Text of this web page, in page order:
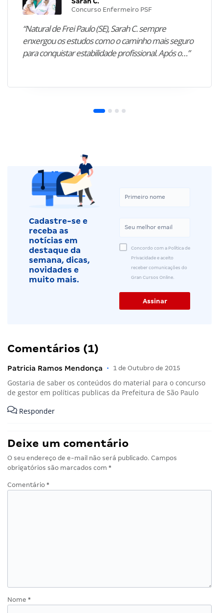
Concurso Enfermeiro PSF
“Natural de Frei Paulo (SE), Sarah C. sempre
enxergou os estudos como o caminho mais seguro
para conquistar estabilidade profissional. Após o…”
Cadastre-se e
receba as
notícias em
destaque da
semana, dicas,
novidades e
muito mais.
Concordo com a Política de
Privacidade e aceito
receber comunicações do
Gran Cursos Online.
Comentários (1)
Patricia Ramos Mendonça • 1 de Outubro de 2015
Gostaria de saber os conteúdos do material para o concurso
de gestor em políticas publicas da Prefeitura de São Paulo
Responder
Deixe um comentário
O seu endereço de e-mail não será publicado. Campos
obrigatórios são marcados com *
Comentário *
Nome *